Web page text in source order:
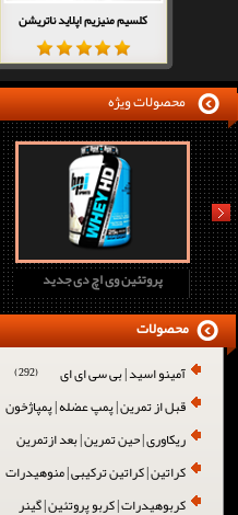
کلسیم منیزیم اپلاید ناتریشن
محصولات ویژه
پروتئین وی اچ دی جدید
next
آمینو اسید | بی سی ای ای (292)
قبل از تمرین | پمپ عضله | پمپاژخون
ریکاوری | حین تمرین | بعد ازتمرین
کراتین | کراتین ترکیبی | منوهیدرات
کربوهیدرات | کربو پروتئین | گینر
محصولات